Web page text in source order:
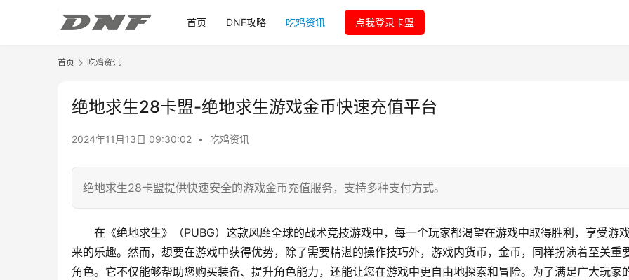
首页 DNF攻略 吃鸡资讯 点我登录卡盟
首页 吃鸡资讯
绝地求生28卡盟-绝地求生游戏金币快速充值平台
2024年11月13日 09:30:02 • 吃鸡资讯
绝地求生28卡盟提供快速安全的游戏金币充值服务，支持多种支付方式。
在《绝地求生》（PUBG）这款风靡全球的战术竞技游戏中，每一个玩家都渴望在游戏中取得胜利，享受游
来的乐趣。然而，想要在游戏中获得优势，除了需要精湛的操作技巧外，游戏内货币，金币，同样扮演着至关重
角色。它不仅能够帮助您购买装备、提升角色能力，还能让您在游戏中更自由地探索和冒险。为了满足广大玩家